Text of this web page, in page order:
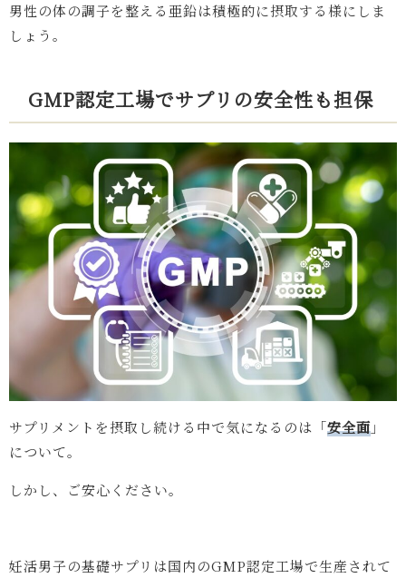
男性の体の調子を整える亜鉛は積極的に摂取する様にしま
しょう。
GMP認定工場でサプリの安全性も担保
サプリメントを摂取し続ける中で気になるのは「安全面」
について。
しかし、ご安心ください。
妊活男子の基礎サプリは国内のGMP認定工場で生産されて